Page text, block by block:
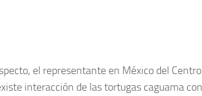
el representante en México del
interacción de las tortugas caguama